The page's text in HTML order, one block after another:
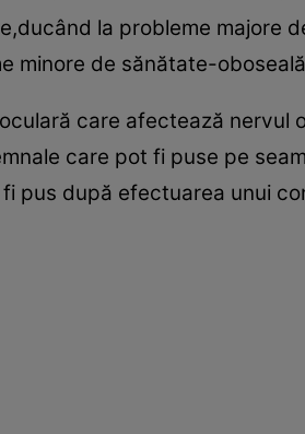
la probleme majore
minore de sănătate-
care afectează
care pot fi puse pe
pus după efectuarea unui